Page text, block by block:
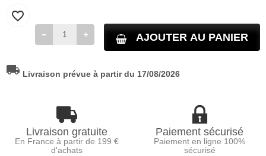
AJOUTER AU PANIER
favorite_border
local_shipping Livraison prévue à partir du 17/08/2026
Livraison gratuite
En France à partir de 199 €
d'achats
Paiement sécurisé
Paiement en ligne 100%
sécurisé